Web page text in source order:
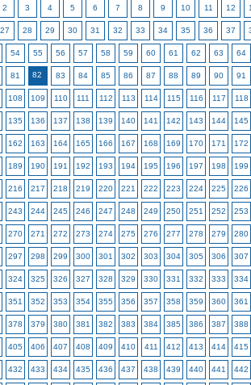
2 3 4 5 6 7 8 9 10 11 12
27 28 29 30 31 32 33 34 35 36 37
54 55 56 57 58 59 60 61 62 63 64
81 82 83 84 85 86 87 88 89 90 91
108 109 110 111 112 113 114 115 116 117 118
135 136 137 138 139 140 141 142 143 144 145
162 163 164 165 166 167 168 169 170 171 172
189 190 191 192 193 194 195 196 197 198 199
216 217 218 219 220 221 222 223 224 225 226
243 244 245 246 247 248 249 250 251 252 253
270 271 272 273 274 275 276 277 278 279 280
297 298 299 300 301 302 303 304 305 306 307
324 325 326 327 328 329 330 331 332 333 334
351 352 353 354 355 356 357 358 359 360 361
378 379 380 381 382 383 384 385 386 387 388
405 406 407 408 409 410 411 412 413 414 415
432 433 434 435 436 437 438 439 440 441 442